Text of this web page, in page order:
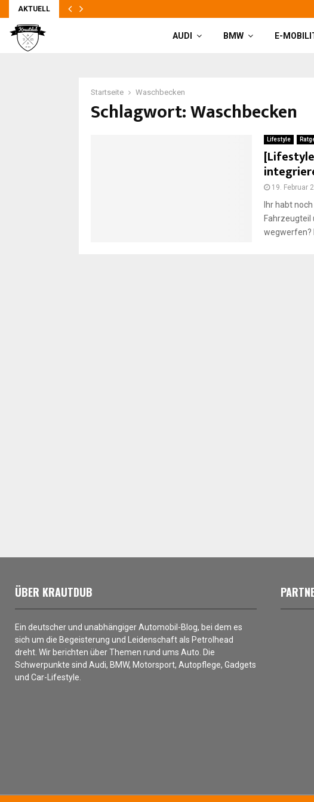
AKTUELL
AUDI BMW E-
Startseite Waschbecken
Schlagwort: Waschbecken
Lifestyle
19. Februar
Ihr habt
wegwerfen?
ÜBER KRAUTDUB
Ein deutscher und unabhängiger Automobil-Blog, bei dem es
sich um die Begeisterung und Leidenschaft als Petrolhead
dreht. Wir berichten über Themen rund ums Auto. Die
Schwerpunkte sind Audi, BMW, Motorsport, Autopflege, Gadgets
und Car-Lifestyle.